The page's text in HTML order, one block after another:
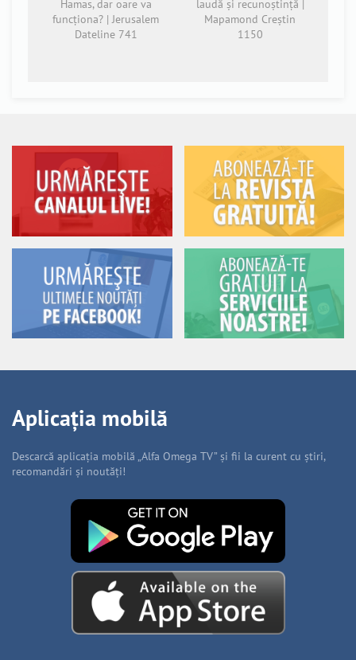
Hamas, dar oare va
funcționa? | Jerusalem
Dateline 741
laudă și recunoștință |
Mapamond Creștin
1150
Aplicația mobilă
Descarcă aplicația mobilă „Alfa Omega TV” și fii la curent cu știri,
recomandări și noutăți!